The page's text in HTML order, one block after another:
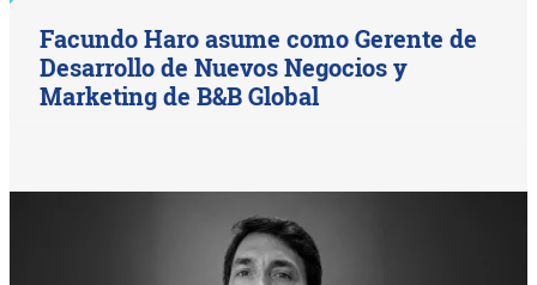
Facundo Haro asume como Gerente de
Desarrollo de Nuevos Negocios y
Marketing de B&B Global